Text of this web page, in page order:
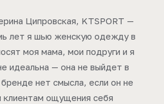
Ципровская, KTSPORT —
лет я шью женскую одежду в
моя мама, мои подруги и я
идеальна — она не выйдет в
нет смысла, если он не
клиентам ощущения себя